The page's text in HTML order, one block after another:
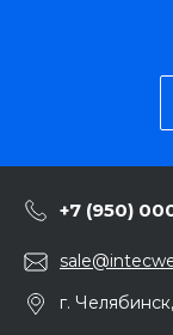
+7 (950)
г.